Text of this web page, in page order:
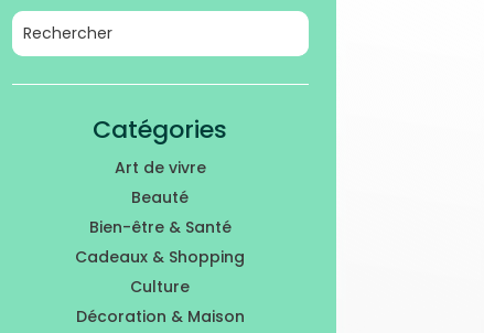
Catégories
Art de vivre
Beauté
Bien-être & Santé
Cadeaux & Shopping
Culture
Décoration & Maison